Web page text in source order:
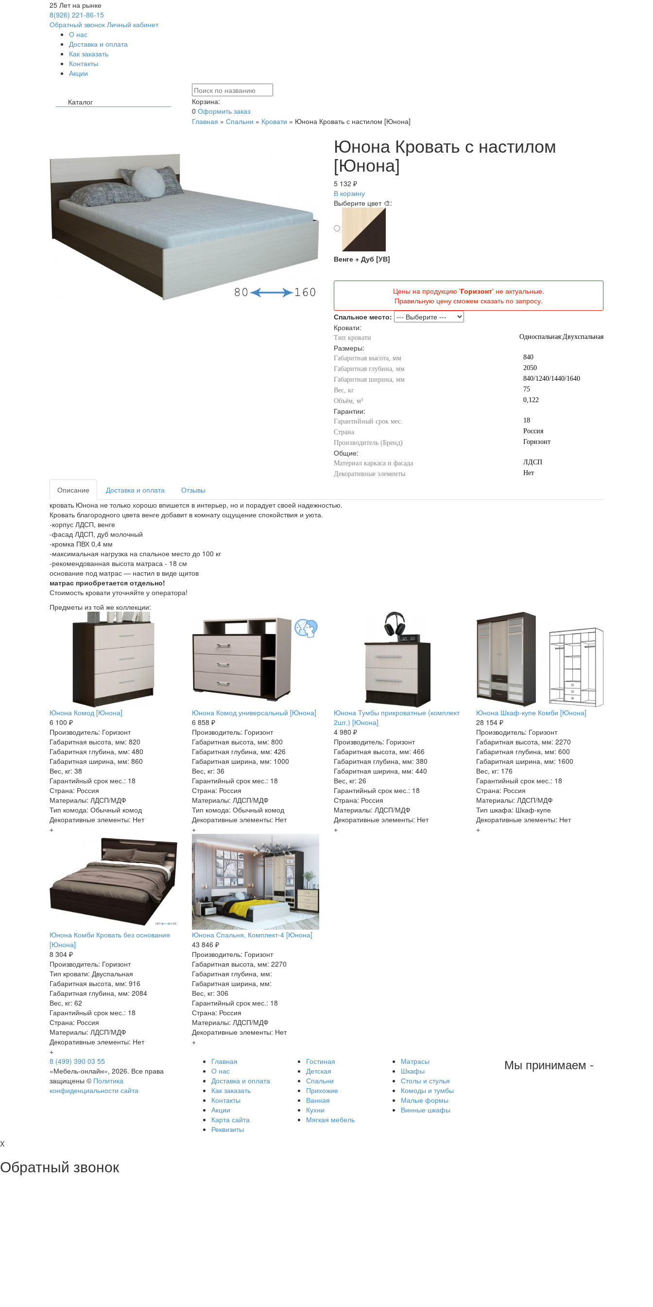
25 Лет на рынке
8(926) 221-86-15
Обратный звонок Личный кабинет
О нас
Доставка и оплата
Как заказать
Контакты
Акции
Каталог
Корзина:
0 Оформить заказ
Главная » Спальни » Кровати » Юнона Кровать с настилом [Юнона]
Юнона Кровать с настилом
[Юнона]
5 132 ₽
В корзину
Выберите цвет 🎨:
Венге + Дуб [УВ]
Цены на продукцию 'Горизонт' не актуальные.
Правильную цену сможем сказать по запросу.
Спальное место:
Кровати:
Тип кровати Односпальная:Двухспальная
Размеры:
Габаритная высота, мм
840
Габаритная глубина, мм
2050
Габаритная ширина, мм
840/1240/1440/1640
Вес, кг
75
Объём, м³
0,122
Гарантии:
Гарантийный срок мес.
18
Страна
Россия
Производитель (Бренд)
Горизонт
Общие:
Материал каркаса и фасада
ЛДСП
Декоративные элементы
Нет
Описание Доставка и оплата
Отзывы
кровать Юнона не только хорошо впишется в интерьер, но и порадует своей надежностью.
Кровать благородного цвета венге добавит в комнату ощущение спокойствия и уюта.
-корпус ЛДСП, венге
-фасад ЛДСП, дуб молочный
-кромка ПВХ 0,4 мм
-максимальная нагрузка на спальное место до 100 кг
-рекомендованная высота матраса - 18 см
основание под матрас — настил в виде щитов
матрас приобретается отдельно!
Стоимость кровати уточняйте у оператора!
Предметы из той же коллекции:
Юнона Комод [Юнона]
6 100 ₽
Производитель: Горизонт
Габаритная высота, мм: 820
Габаритная глубина, мм: 480
Габаритная ширина, мм: 860
Вес, кг: 38
Гарантийный срок мес.: 18
Страна: Россия
Материалы: ЛДСП/МДФ
Тип комода: Обычный комод
Декоративные элементы: Нет
+
Юнона Комод универсальный [Юнона]
6 858 ₽
Производитель: Горизонт
Габаритная высота, мм: 800
Габаритная глубина, мм: 426
Габаритная ширина, мм: 1000
Вес, кг: 36
Гарантийный срок мес.: 18
Страна: Россия
Материалы: ЛДСП/МДФ
Тип комода: Обычный комод
Декоративные элементы: Нет
+
Юнона Тумбы прикроватные (комплект
2шт.) [Юнона]
4 980 ₽
Производитель: Горизонт
Габаритная высота, мм: 466
Габаритная глубина, мм: 380
Габаритная ширина, мм: 440
Вес, кг: 26
Гарантийный срок мес.: 18
Страна: Россия
Материалы: ЛДСП/МДФ
Декоративные элементы: Нет
+
Юнона Шкаф-купе Комби [Юнона]
28 154 ₽
Производитель: Горизонт
Габаритная высота, мм: 2270
Габаритная глубина, мм: 600
Габаритная ширина, мм: 1600
Вес, кг: 176
Гарантийный срок мес.: 18
Страна: Россия
Материалы: ЛДСП/МДФ
Тип шкафа: Шкаф-купе
Декоративные элементы: Нет
+
Юнона Комби Кровать без основания
[Юнона]
8 304 ₽
Производитель: Горизонт
Тип кровати: Двуспальная
Габаритная высота, мм: 916
Габаритная глубина, мм: 2084
Вес, кг: 62
Гарантийный срок мес.: 18
Страна: Россия
Материалы: ЛДСП/МДФ
Декоративные элементы: Нет
+
Юнона Спальня, Комплект-4 [Юнона]
43 846 ₽
Производитель: Горизонт
Габаритная высота, мм: 2270
Габаритная глубина, мм:
Габаритная ширина, мм:
Вес, кг: 306
Гарантийный срок мес.: 18
Страна: Россия
Материалы: ЛДСП/МДФ
Декоративные элементы: Нет
+
8 (499) 390 03 55
«Мебель-онлайн», 2026. Все права
защищены © Политика
конфиденциальности сайта
Главная
О нас
Доставка и оплата
Как заказать
Контакты
Акции
Карта сайта
Реквизиты
Гостиная
Детская
Спальни
Прихожие
Ванная
Кухни
Мягкая мебель
Матрасы
Шкафы
Столы и стулья
Комоды и тумбы
Малые формы
Винные шкафы
Мы принимаем -
X
Обратный звонок